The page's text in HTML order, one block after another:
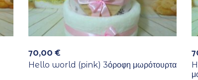
70,00€
Hello world (pink) 3όροφη μωρότουρτα